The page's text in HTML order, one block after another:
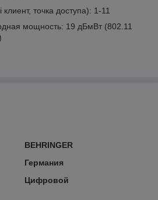
точка доступа): 1-11
мощность: 19 дБмВт (802.11
BEHRINGER
Германия
Цифровой